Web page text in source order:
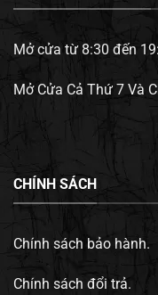
Mở cửa từ 8:30 đến
Mở Cửa Cả Thứ 7 Và
CHÍNH SÁCH
Chính sách bảo hành.
Chính sách đổi trả.